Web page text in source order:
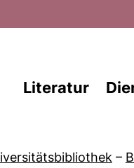
Literatur
–